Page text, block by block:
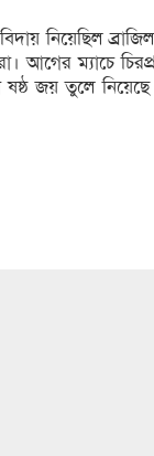
নিয়েছিল
ম্যাচে
ষষ্ঠ জয় তুলে